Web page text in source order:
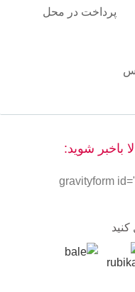
پرداخت در محل
باخبر شوید:
[gravityform